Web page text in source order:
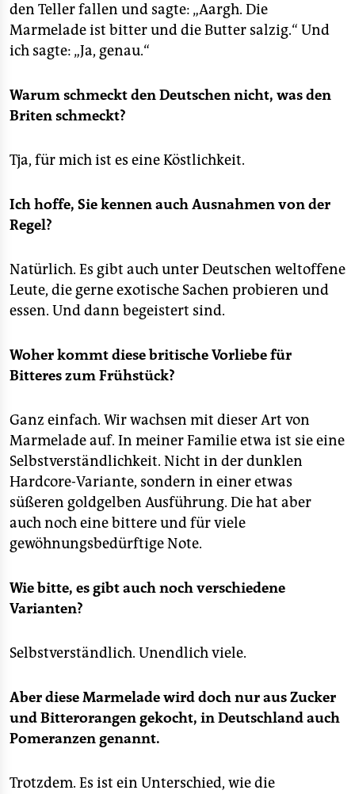
den Teller fallen und sagte: „Aargh. Die
Marmelade ist bitter und die Butter salzig.“ Und
ich sagte: „Ja, genau.“
Warum schmeckt den Deutschen nicht, was den
Briten schmeckt?
Tja, für mich ist es eine Köstlichkeit.
Ich hoffe, Sie kennen auch Ausnahmen von der
Regel?
Natürlich. Es gibt auch unter Deutschen weltoffene
Leute, die gerne exotische Sachen probieren und
essen. Und dann begeistert sind.
Woher kommt diese britische Vorliebe für
Bitteres zum Frühstück?
Ganz einfach. Wir wachsen mit dieser Art von
Marmelade auf. In meiner Familie etwa ist sie eine
Selbstverständlichkeit. Nicht in der dunklen
Hardcore-Variante, sondern in einer etwas
süßeren goldgelben Ausführung. Die hat aber
auch noch eine bittere und für viele
gewöhnungsbedürftige Note.
Wie bitte, es gibt auch noch verschiedene
Varianten?
Selbstverständlich. Unendlich viele.
Aber diese Marmelade wird doch nur aus Zucker
und Bitterorangen gekocht, in Deutschland auch
Pomeranzen genannt.
Trotzdem. Es ist ein Unterschied, wie die